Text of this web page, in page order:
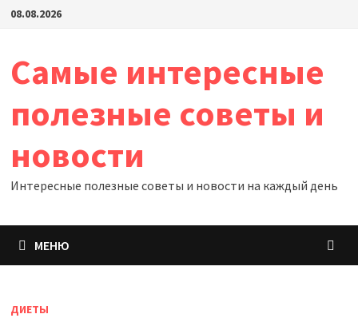
Перейти
08.08.2026
Самые интересные
полезные советы и
новости
Интересные полезные советы и новости на каждый день
МЕНЮ
ДИЕТЫ